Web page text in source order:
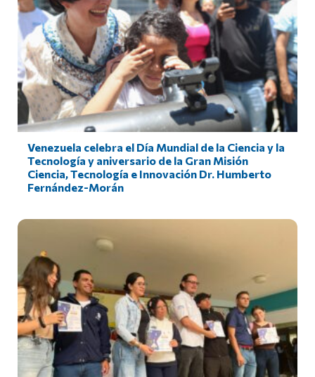
Venezuela celebra el Día Mundial de la Ciencia y la
Tecnología y aniversario de la Gran Misión
Ciencia, Tecnología e Innovación Dr. Humberto
Fernández-Morán